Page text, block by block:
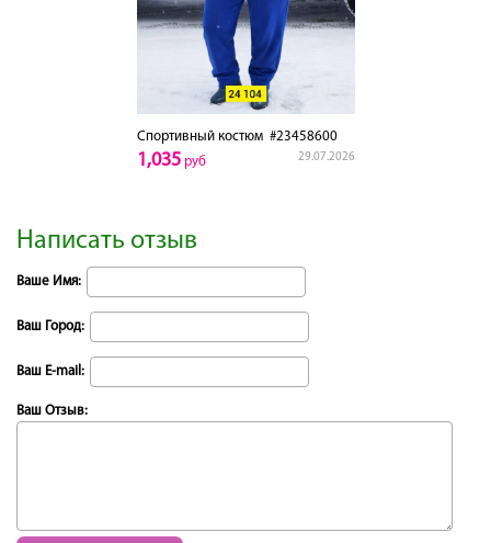
Спортивный костюм#23458600
29.07.2026
1,035руб
Написать отзыв
Ваше Имя:
Ваш Город:
Ваш E-mail:
Ваш Отзыв: